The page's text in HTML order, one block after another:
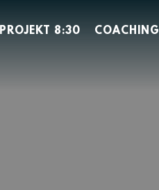
PROJEKT 8:30 COACHING